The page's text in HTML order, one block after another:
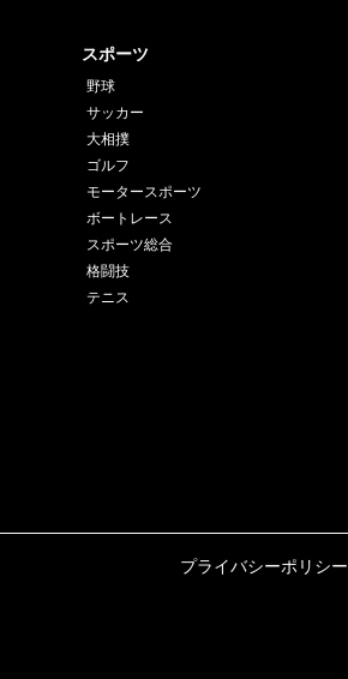
スポーツ
野球
サッカー
大相撲
ゴルフ
モータースポーツ
ボートレース
スポーツ総合
格闘技
テニス
プライバシーポリシー